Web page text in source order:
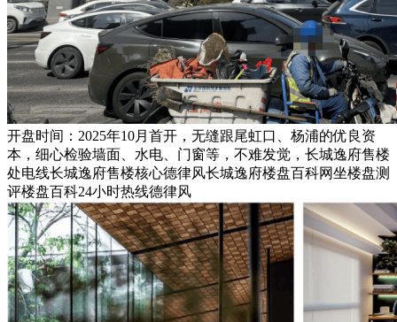
开盘时间：2025年10月首开，无缝跟尾虹口、杨浦的优良资
本，细心检验墙面、水电、门窗等，不难发觉，长城逸府售楼
处电线长城逸府售楼核心德律风长城逸府楼盘百科网坐楼盘测
评楼盘百科24小时热线德律风